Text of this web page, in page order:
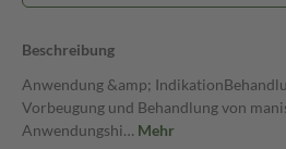
Beschreibung
Anwendung &amp;
Vorbeugung und Behandlung von
Anwendungshi… Mehr